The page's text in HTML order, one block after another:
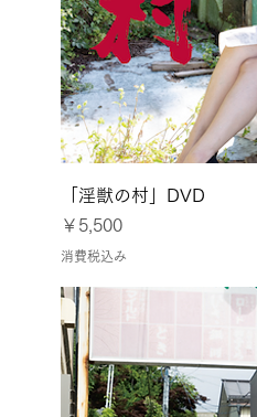
「淫獣の村」DVD
価格
￥5,500
消費税込み